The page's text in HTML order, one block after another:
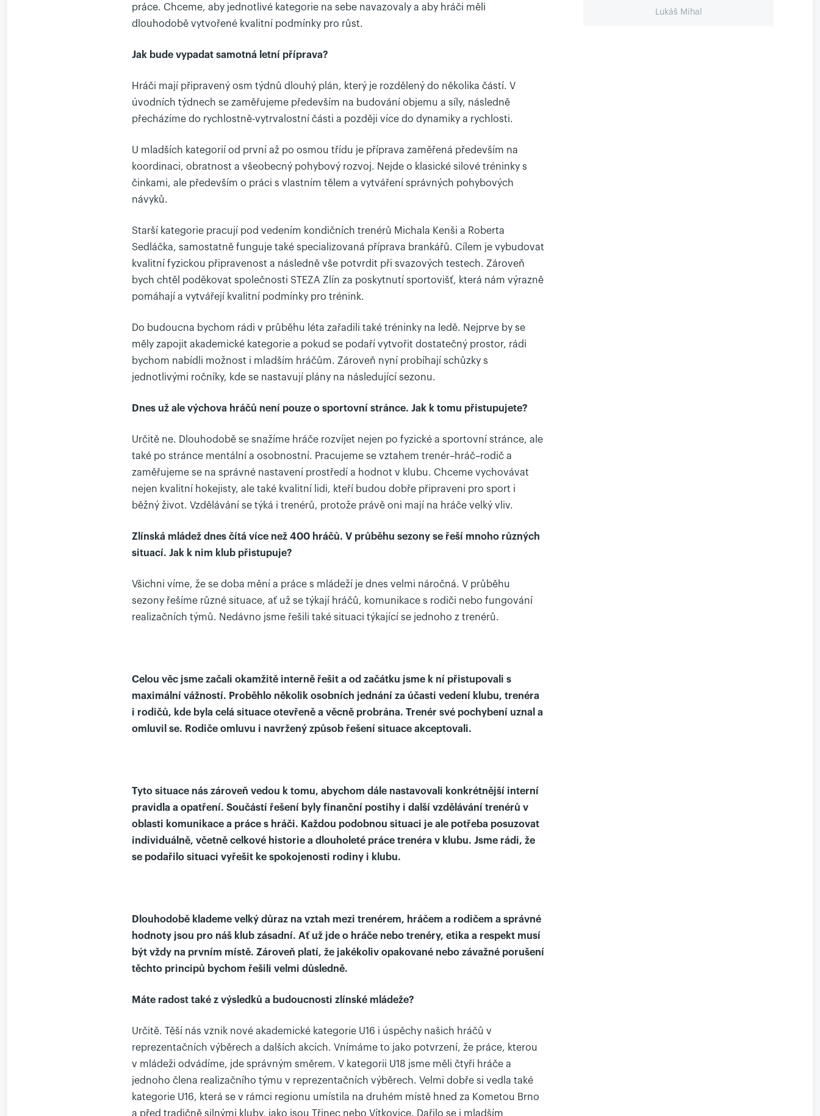
práce. Chceme, aby jednotlivé kategorie na sebe navazovaly a aby hráči měli
dlouhodobě vytvořené kvalitní podmínky pro růst.
Jak bude vypadat samotná letní příprava?
Hráči mají připravený osm týdnů dlouhý plán, který je rozdělený do několika částí. V
úvodních týdnech se zaměřujeme především na budování objemu a síly, následně
přecházíme do rychlostně-vytrvalostní části a později více do dynamiky a rychlosti.
U mladších kategorií od první až po osmou třídu je příprava zaměřená především na
koordinaci, obratnost a všeobecný pohybový rozvoj. Nejde o klasické silové tréninky s
činkami, ale především o práci s vlastním tělem a vytváření správných pohybových
návyků.
Starší kategorie pracují pod vedením kondičních trenérů Michala Kenši a Roberta
Sedláčka, samostatně funguje také specializovaná příprava brankářů. Cílem je vybudovat
kvalitní fyzickou připravenost a následně vše potvrdit při svazových testech. Zároveň
bych chtěl poděkovat společnosti STEZA Zlín za poskytnutí sportovišť, která nám výrazně
pomáhají a vytvářejí kvalitní podmínky pro trénink.
Do budoucna bychom rádi v průběhu léta zařadili také tréninky na ledě. Nejprve by se
měly zapojit akademické kategorie a pokud se podaří vytvořit dostatečný prostor, rádi
bychom nabídli možnost i mladším hráčům. Zároveň nyní probíhají schůzky s
jednotlivými ročníky, kde se nastavují plány na následující sezonu.
Dnes už ale výchova hráčů není pouze o sportovní stránce. Jak k tomu přistupujete?
Určitě ne. Dlouhodobě se snažíme hráče rozvíjet nejen po fyzické a sportovní stránce, ale
také po stránce mentální a osobnostní. Pracujeme se vztahem trenér–hráč–rodič a
zaměřujeme se na správné nastavení prostředí a hodnot v klubu. Chceme vychovávat
nejen kvalitní hokejisty, ale také kvalitní lidi, kteří budou dobře připraveni pro sport i
běžný život. Vzdělávání se týká i trenérů, protože právě oni mají na hráče velký vliv.
Zlínská mládež dnes čítá více než 400 hráčů. V průběhu sezony se řeší mnoho různých
situací. Jak k nim klub přistupuje?
Všichni víme, že se doba mění a práce s mládeží je dnes velmi náročná. V průběhu
sezony řešíme různé situace, ať už se týkají hráčů, komunikace s rodiči nebo fungování
realizačních týmů. Nedávno jsme řešili také situaci týkající se jednoho z trenérů.
Celou věc jsme začali okamžitě interně řešit a od začátku jsme k ní přistupovali s
maximální vážností. Proběhlo několik osobních jednání za účasti vedení klubu, trenéra
i rodičů, kde byla celá situace otevřeně a věcně probrána. Trenér své pochybení uznal a
omluvil se. Rodiče omluvu i navržený způsob řešení situace akceptovali.
Tyto situace nás zároveň vedou k tomu, abychom dále nastavovali konkrétnější interní
pravidla a opatření. Součástí řešení byly finanční postihy i další vzdělávání trenérů v
oblasti komunikace a práce s hráči. Každou podobnou situaci je ale potřeba posuzovat
individuálně, včetně celkové historie a dlouholeté práce trenéra v klubu. Jsme rádi, že
se podařilo situaci vyřešit ke spokojenosti rodiny i klubu.
Dlouhodobě klademe velký důraz na vztah mezi trenérem, hráčem a rodičem a správné
hodnoty jsou pro náš klub zásadní. Ať už jde o hráče nebo trenéry, etika a respekt musí
být vždy na prvním místě. Zároveň platí, že jakékoliv opakované nebo závažné porušení
těchto principů bychom řešili velmi důsledně.
Máte radost také z výsledků a budoucnosti zlínské mládeže?
Určitě. Těší nás vznik nové akademické kategorie U16 i úspěchy našich hráčů v
reprezentačních výběrech a dalších akcích. Vnímáme to jako potvrzení, že práce, kterou
v mládeži odvádíme, jde správným směrem. V kategorii U18 jsme měli čtyři hráče a
jednoho člena realizačního týmu v reprezentačních výběrech. Velmi dobře si vedla také
kategorie U16, která se v rámci regionu umístila na druhém místě hned za Kometou Brno
a před tradičně silnými kluby, jako jsou Třinec nebo Vítkovice. Dařilo se i mladším
Lukáš Mihal